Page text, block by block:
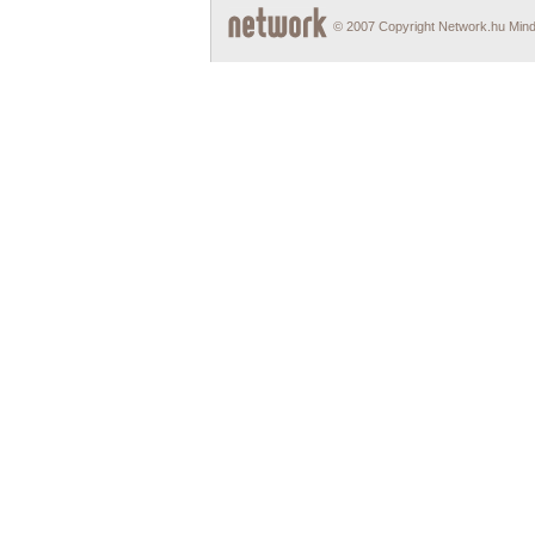
© 2007 Copyright Network.hu